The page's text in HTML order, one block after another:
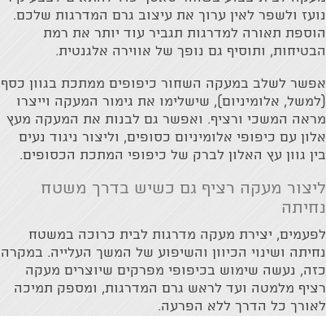
נועז ולשפר לאין ערוך את עיצוב גרם המדרגות שלכם.
הוספת תאורה למדרגות תגביר עוד יותר את רמת
הבטיחות, ותוסיף גם נופך של אווירה אלגנטית.
אפשר לשלב במעקה השחור כיפופים ממתכת בגוון כסף
(למשל, אלומיניום), שישלימו את גימור המעקה וייצרו
מראה המשכי ורציף. ואפשר גם לבנות את המעקה מעץ
אלון עם כיפופי אלומיניום כסופים, וליצור ניגוד נעים
בין גוון עץ האלון לברק של כיפופי המתכת הכסופים.
ליצור מעקה רציף גם כשיש בדרך משטח
נחיתה
לפעמים, יצירת מעקה מדרגות לבית כרוכה במשטח
נחיתה ושינוי הכיוון והשיפוע של המשך העלייה. במקרה
כזה, נעשה שימוש בכיפופי מפרקים שיוצרים מעקה
רציף מלמטה ועד לראש גרם המדרגות, ומספק תמיכה
לאורך כל הדרך ללא הפרעה.